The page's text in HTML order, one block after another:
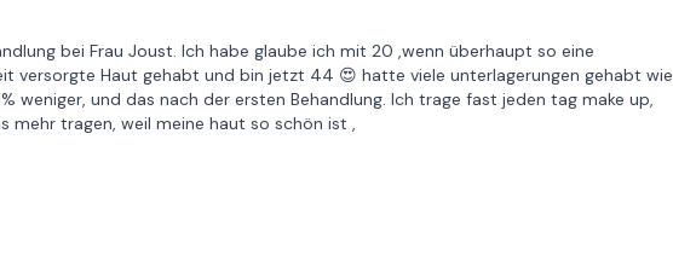
bei Frau Joust. Ich habe glaube ich mit 20 ,wenn überhaupt so eine
versorgte Haut gehabt und bin jetzt 44 😍 hatte viele unterlagerungen gehabt wie
weniger, und das nach der ersten Behandlung. Ich trage fast jeden tag make up,
mehr tragen, weil meine haut so schön ist ,